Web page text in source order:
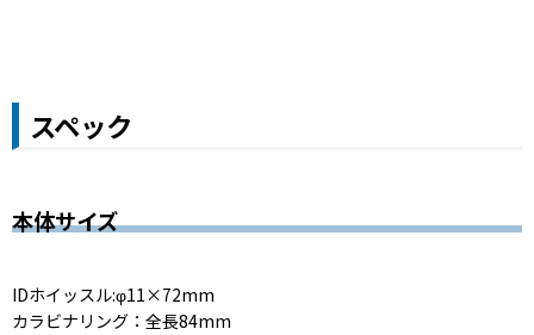
スペック
本体サイズ
IDホイッスル:φ11×72mm
カラビナリング：全長84mm